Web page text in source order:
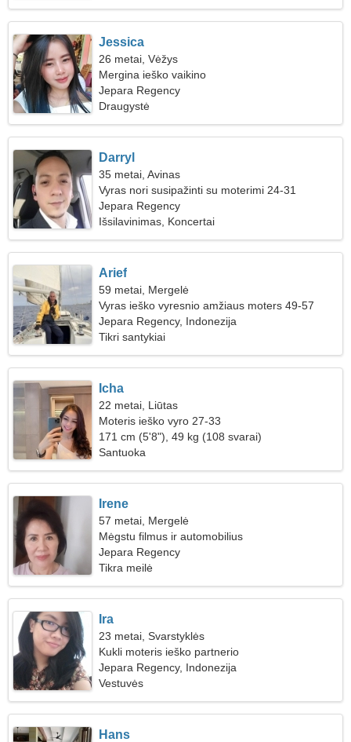
Jessica
26 metai, Vėžys
Mergina ieško vaikino
Jepara Regency
Draugystė
Darryl
35 metai, Avinas
Vyras nori susipažinti su moterimi 24-31
Jepara Regency
Išsilavinimas, Koncertai
Arief
59 metai, Mergelė
Vyras ieško vyresnio amžiaus moters 49-57
Jepara Regency, Indonezija
Tikri santykiai
Icha
22 metai, Liūtas
Moteris ieško vyro 27-33
171 cm (5'8"), 49 kg (108 svarai)
Santuoka
Irene
57 metai, Mergelė
Mėgstu filmus ir automobilius
Jepara Regency
Tikra meilė
Ira
23 metai, Svarstyklės
Kukli moteris ieško partnerio
Jepara Regency, Indonezija
Vestuvės
Hans